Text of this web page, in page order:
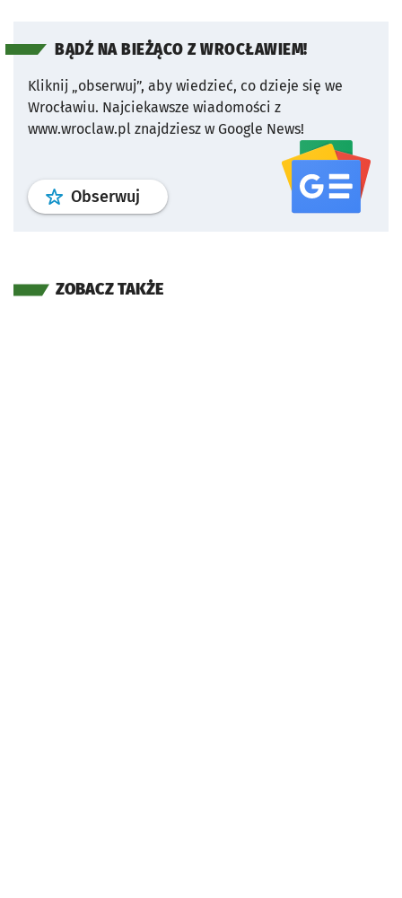
BĄDŹ NA BIEŻĄCO Z WROCŁAWIEM!
Kliknij „obserwuj”, aby wiedzieć, co dzieje się we
Wrocławiu. Najciekawsze wiadomości z
www.wroclaw.pl znajdziesz w Google News!
Obserwuj profil serwisu
ZOBACZ TAKŻE